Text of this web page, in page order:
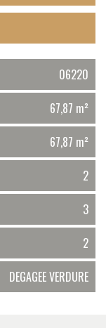
06220
67,87 m²
67,87 m²
2
3
2
DEGAGEE VERDURE